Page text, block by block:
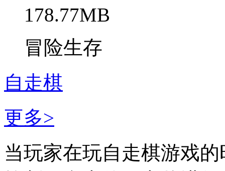
178.77MB
冒险生存
自走棋
更多>
当玩家在玩自走棋游戏